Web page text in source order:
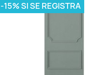
-15% SI SE REGISTRA